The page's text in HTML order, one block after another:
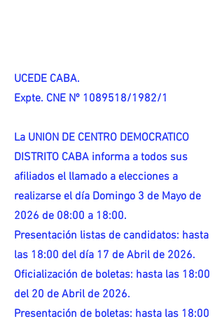
UCEDE CABA.
Expte. CNE Nº 1089518/1982/1
La UNION DE CENTRO DEMOCRATICO
DISTRITO CABA informa a todos sus
afiliados el llamado a elecciones a
realizarse el día Domingo 3 de Mayo de
2026 de 08:00 a 18:00.
Presentación listas de candidatos: hasta
las 18:00 del día 17 de Abril de 2026.
Oficialización de boletas: hasta las 18:00
del 20 de Abril de 2026.
Presentación de boletas: hasta las 18:00